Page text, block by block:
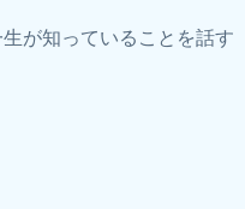
が知っていることを話す